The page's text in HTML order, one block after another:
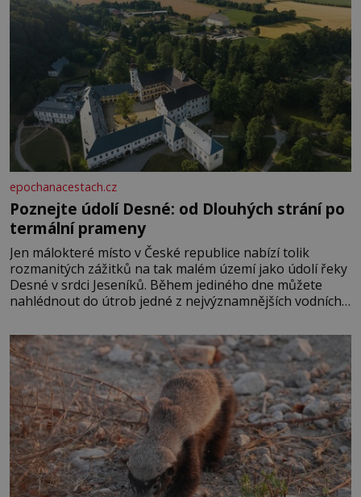
epochanacestach.cz
Poznejte údolí Desné: od Dlouhých strání po
termální prameny
Jen málokteré místo v České republice nabízí tolik
rozmanitých zážitků na tak malém území jako údolí řeky
Desné v srdci Jeseníků. Během jediného dne můžete
nahlédnout do útrob jedné z nejvýznamnějších vodních
se na koloběžce a den zakončit poznáváním památek ve
Velkých Losinách nebo v termálním